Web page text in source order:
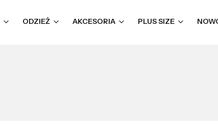
ODZIEŻ AKCESORIA PLUS SIZE